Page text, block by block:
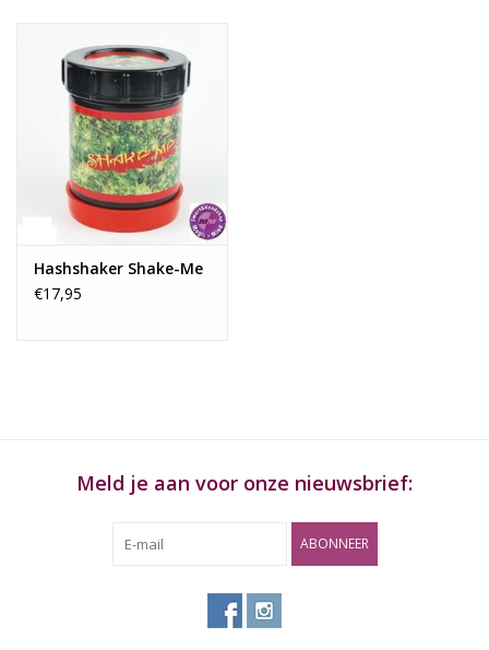
Health Supplies
Psychedelic
Rituals & Wierook
SaleHashshaker Shake-Me
€17,95
Meld je aan voor onze nieuwsbrief:
ABONNEER